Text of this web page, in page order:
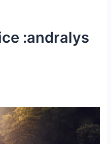
:andralys